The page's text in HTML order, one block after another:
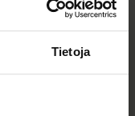
Tietoja